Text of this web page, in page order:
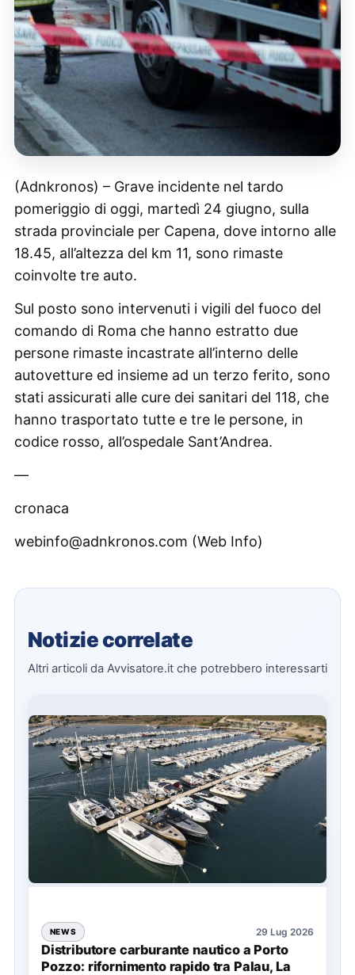
(Adnkronos) – Grave incidente nel tardo
pomeriggio di oggi, martedì 24 giugno, sulla
strada provinciale per Capena, dove intorno alle
18.45, all’altezza del km 11, sono rimaste
coinvolte tre auto.
Sul posto sono intervenuti i vigili del fuoco del
comando di Roma che hanno estratto due
persone rimaste incastrate all’interno delle
autovetture ed insieme ad un terzo ferito, sono
stati assicurati alle cure dei sanitari del 118, che
hanno trasportato tutte e tre le persone, in
codice rosso, all’ospedale Sant’Andrea.
—
cronaca
webinfo@adnkronos.com (Web Info)
Notizie correlate
Altri articoli da Avvisatore.it che potrebbero interessarti
NEWS 29 Lug 2026
Distributore carburante nautico a Porto
Pozzo: rifornimento rapido tra Palau, La